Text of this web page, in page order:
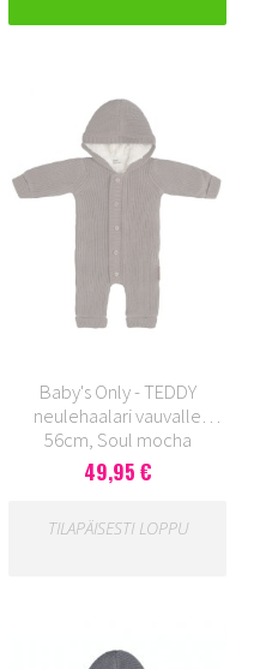
Baby's Only - TEDDY
neulehaalari vauvalle
56cm, Soul mocha
49,95 €
TILAPÄISESTI LOPPU